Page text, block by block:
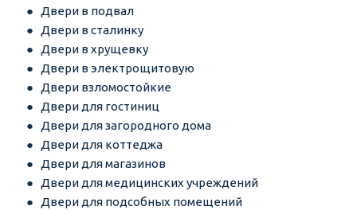
Двери в подвал
Двери в сталинку
Двери в хрущевку
Двери в электрощитовую
Двери взломостойкие
Двери для гостиниц
Двери для загородного дома
Двери для коттеджа
Двери для магазинов
Двери для медицинских учреждений
Двери для подсобных помещений